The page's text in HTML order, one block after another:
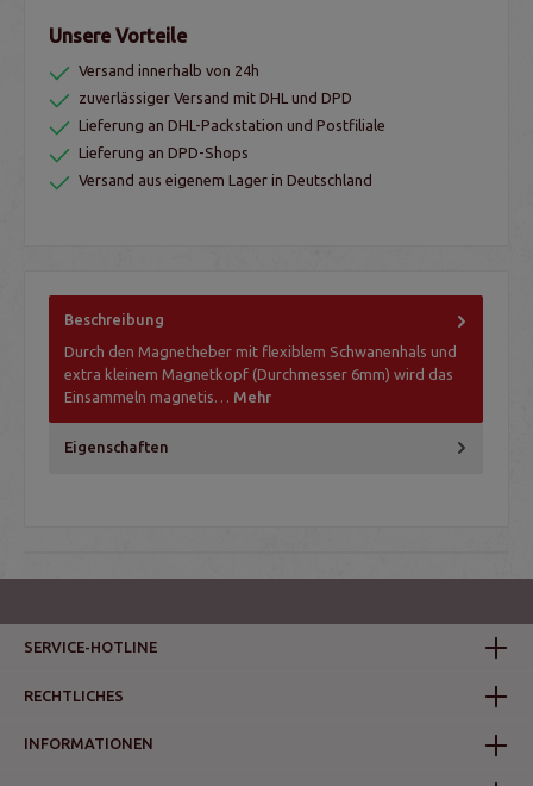
Unsere Vorteile
Versand innerhalb von 24h
zuverlässiger Versand mit DHL und DPD
Lieferung an DHL-Packstation und Postfiliale
Lieferung an DPD-Shops
Versand aus eigenem Lager in Deutschland
Beschreibung
Durch den Magnetheber mit flexiblem Schwanenhals und
extra kleinem Magnetkopf (Durchmesser 6mm) wird das
Einsammeln magnetis… Mehr
Eigenschaften
SERVICE-HOTLINE
RECHTLICHES
INFORMATIONEN